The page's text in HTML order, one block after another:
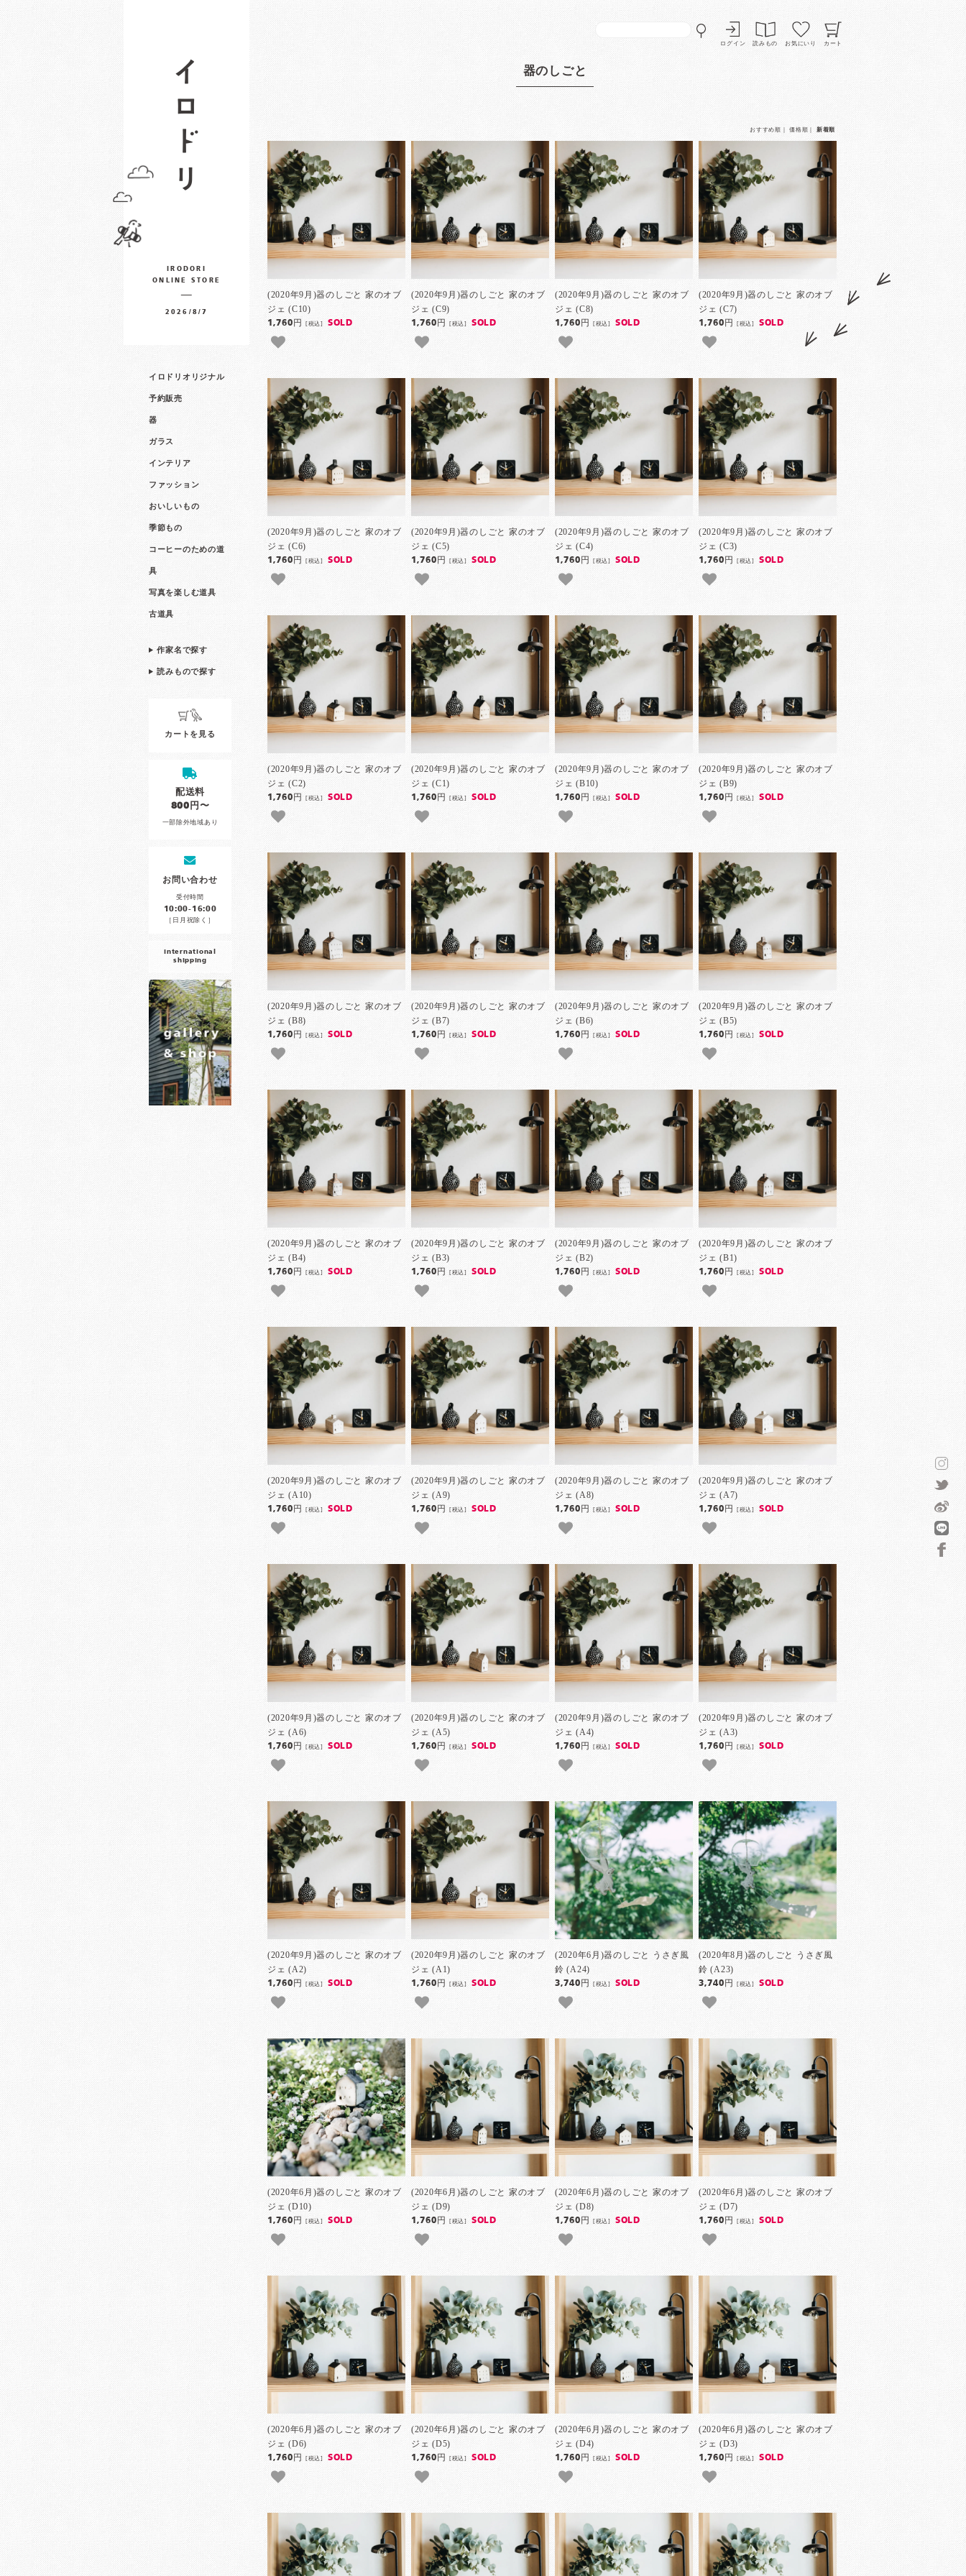
ログイン 読みもの お気にいり カート
IRODORI
ONLINE STORE
2026/8/7
イロドリオリジナル
予約販売
器
ガラス
インテリア
ファッション
おいしいもの
季節もの
コーヒーのための道
具
写真を楽しむ道具
古道具
作家名で探す
読みもので探す
カートを見る
配送料
800円〜
一部除外地域あり
お問い合わせ
受付時間
10:00-16:00
［日月祝除く］
international
shipping
器のしごと
おすすめ順 ｜価格順 新着順
(2020年9月)器のしごと 家のオブ
ジェ (C10)
1,760円[税込] SOLD
(2020年9月)器のしごと 家のオブ
ジェ (C9)
1,760円[税込] SOLD
(2020年9月)器のしごと 家のオブ
ジェ (C8)
1,760円[税込] SOLD
(2020年9月)器のしごと 家のオブ
ジェ (C7)
1,760円[税込] SOLD
(2020年9月)器のしごと 家のオブ
ジェ (C6)
1,760円[税込] SOLD
(2020年9月)器のしごと 家のオブ
ジェ (C5)
1,760円[税込] SOLD
(2020年9月)器のしごと 家のオブ
ジェ (C4)
1,760円[税込] SOLD
(2020年9月)器のしごと 家のオブ
ジェ (C3)
1,760円[税込] SOLD
(2020年9月)器のしごと 家のオブ
ジェ (C2)
1,760円[税込] SOLD
(2020年9月)器のしごと 家のオブ
ジェ (C1)
1,760円[税込] SOLD
(2020年9月)器のしごと 家のオブ
ジェ (B10)
1,760円[税込] SOLD
(2020年9月)器のしごと 家のオブ
ジェ (B9)
1,760円[税込] SOLD
(2020年9月)器のしごと 家のオブ
ジェ (B8)
1,760円[税込] SOLD
(2020年9月)器のしごと 家のオブ
ジェ (B7)
1,760円[税込] SOLD
(2020年9月)器のしごと 家のオブ
ジェ (B6)
1,760円[税込] SOLD
(2020年9月)器のしごと 家のオブ
ジェ (B5)
1,760円[税込] SOLD
(2020年9月)器のしごと 家のオブ
ジェ (B4)
1,760円[税込] SOLD
(2020年9月)器のしごと 家のオブ
ジェ (B3)
1,760円[税込] SOLD
(2020年9月)器のしごと 家のオブ
ジェ (B2)
1,760円[税込] SOLD
(2020年9月)器のしごと 家のオブ
ジェ (B1)
1,760円[税込] SOLD
(2020年9月)器のしごと 家のオブ
ジェ (A10)
1,760円[税込] SOLD
(2020年9月)器のしごと 家のオブ
ジェ (A9)
1,760円[税込] SOLD
(2020年9月)器のしごと 家のオブ
ジェ (A8)
1,760円[税込] SOLD
(2020年9月)器のしごと 家のオブ
ジェ (A7)
1,760円[税込] SOLD
(2020年9月)器のしごと 家のオブ
ジェ (A6)
1,760円[税込] SOLD
(2020年9月)器のしごと 家のオブ
ジェ (A5)
1,760円[税込] SOLD
(2020年9月)器のしごと 家のオブ
ジェ (A4)
1,760円[税込] SOLD
(2020年9月)器のしごと 家のオブ
ジェ (A3)
1,760円[税込] SOLD
(2020年9月)器のしごと 家のオブ
ジェ (A2)
1,760円[税込] SOLD
(2020年9月)器のしごと 家のオブ
ジェ (A1)
1,760円[税込] SOLD
(2020年6月)器のしごと うさぎ風
鈴 (A24)
3,740円[税込] SOLD
(2020年8月)器のしごと うさぎ風
鈴 (A23)
3,740円[税込] SOLD
(2020年6月)器のしごと 家のオブ
ジェ (D10)
1,760円[税込] SOLD
(2020年6月)器のしごと 家のオブ
ジェ (D9)
1,760円[税込] SOLD
(2020年6月)器のしごと 家のオブ
ジェ (D8)
1,760円[税込] SOLD
(2020年6月)器のしごと 家のオブ
ジェ (D7)
1,760円[税込] SOLD
(2020年6月)器のしごと 家のオブ
ジェ (D6)
1,760円[税込] SOLD
(2020年6月)器のしごと 家のオブ
ジェ (D5)
1,760円[税込] SOLD
(2020年6月)器のしごと 家のオブ
ジェ (D4)
1,760円[税込] SOLD
(2020年6月)器のしごと 家のオブ
ジェ (D3)
1,760円[税込] SOLD